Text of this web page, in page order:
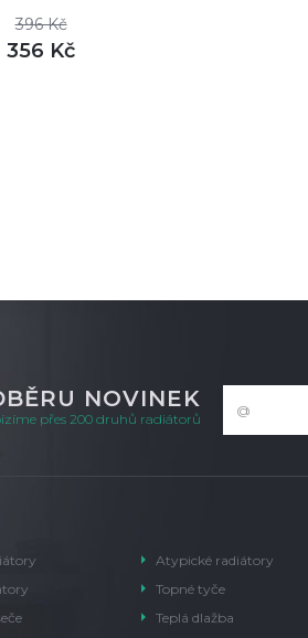
396 Kč
356 Kč
NOVINEK
přes 200 druhů radiátorů
Atypické radiátory
Topné tyče
Teplá dlažba